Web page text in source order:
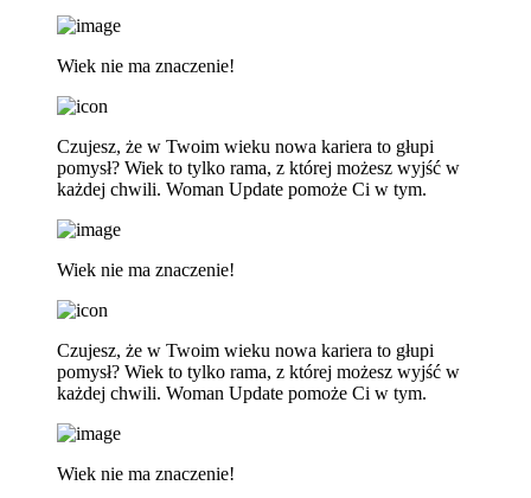
Wiek nie ma znaczenie!
Czujesz, że w Twoim wieku nowa kariera to głupi
pomysł? Wiek to tylko rama, z której możesz wyjść w
każdej chwili. Woman Update pomoże Ci w tym.
Wiek nie ma znaczenie!
Czujesz, że w Twoim wieku nowa kariera to głupi
pomysł? Wiek to tylko rama, z której możesz wyjść w
każdej chwili. Woman Update pomoże Ci w tym.
Wiek nie ma znaczenie!